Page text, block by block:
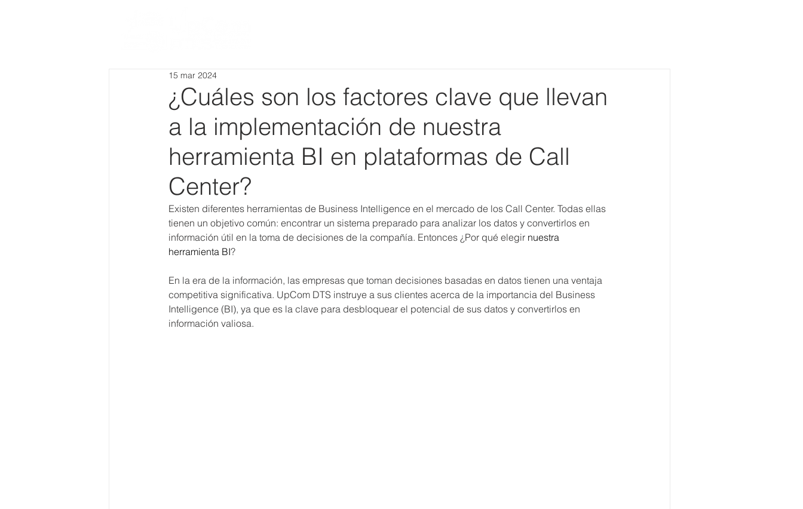
¿Cuáles son los factores clave que llevan
a la implementación de nuestra
herramienta BI en plataformas de Call
Center?
15 mar 2024
Existen diferentes herramientas de Business Intelligence en el mercado de los Call Center. Todas ellas
tienen un objetivo común: encontrar un sistema preparado para analizar los datos y convertirlos en
información útil en la toma de decisiones de la compañía. Entonces ¿Por qué elegir nuestra
herramienta BI?
En la era de la información, las empresas que toman decisiones basadas en datos tienen una ventaja
competitiva significativa. UpCom DTS instruye a sus clientes acerca de la importancia del Business
Intelligence (BI), ya que es la clave para desbloquear el potencial de sus datos y convertirlos en
información valiosa.